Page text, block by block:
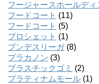
フージャースホールディ
フードコート (11)
フードコート (5)
ブロシェット (1)
ブンデスリーガ(8)
プラカノン (3)
プラスチックゴミ (2)
プラティナムモール (1)